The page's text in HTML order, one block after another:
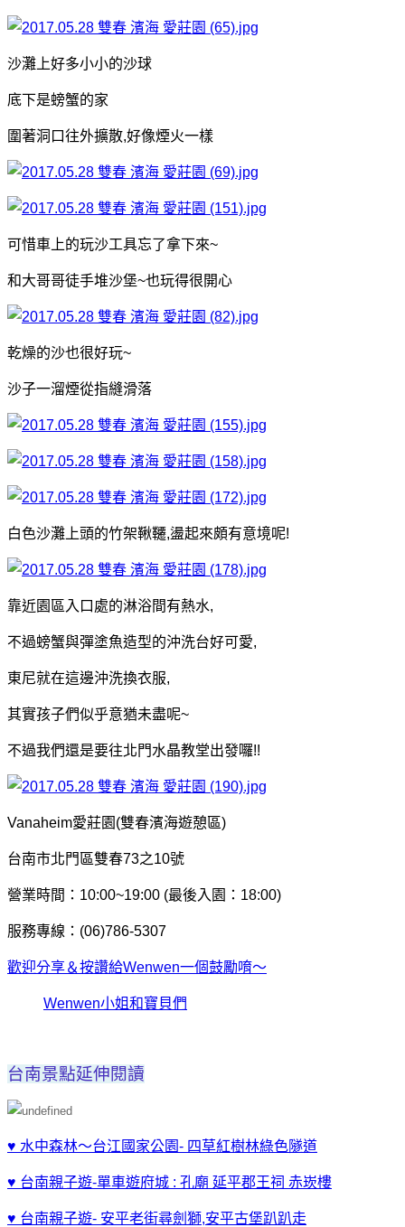
沙灘上好多小小的沙球
底下是螃蟹的家
圍著洞口往外擴散,好像煙火一樣
可惜車上的玩沙工具忘了拿下來~
和大哥哥徒手堆沙堡~也玩得很開心
乾燥的沙也很好玩~
沙子一溜煙從指縫滑落
白色沙灘上頭的竹架鞦韆,盪起來頗有意境呢!
靠近園區入口處的淋浴間有熱水,
不過螃蟹與彈塗魚造型的沖洗台好可愛,
東尼就在這邊沖洗換衣服,
其實孩子們似乎意猶未盡呢~
不過我們還是要往北門水晶教堂出發囉!!
Vanaheim愛莊園(雙春濱海遊憩區)
台南市北門區雙春73之10號
營業時間：10:00~19:00 (最後入園：18:00)
服務專線：(06)786-5307
歡迎分享＆按讚給Wenwen一個鼓勵唷～
Wenwen小姐和寶貝們
台南景點延伸閱讀
♥ 水中森林～台江國家公園- 四草紅樹林綠色隧道
♥ 台南親子遊-單車遊府城 : 孔廟 延平郡王祠 赤崁樓
♥ 台南親子遊- 安平老街尋劍獅,安平古堡趴趴走